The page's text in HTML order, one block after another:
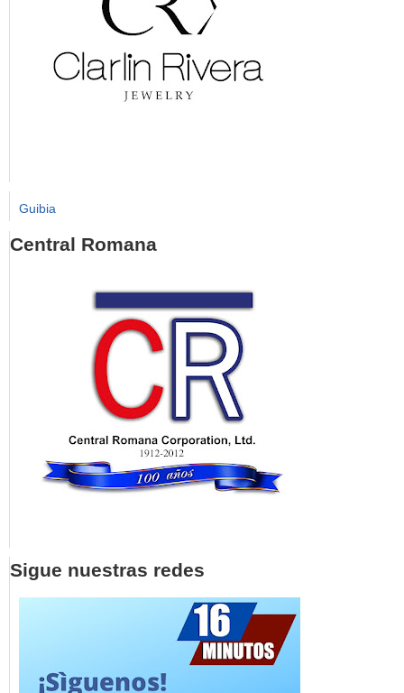
Guibia
Central Romana
Sigue nuestras redes